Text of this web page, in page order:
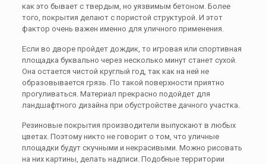
как это бывает с твердым, но уязвимым бетоном. Более
того, покрытия делают с пористой структурой. И этот
фактор очень важен именно для уличного применения.
Если во дворе пройдет дождик, то игровая или спортивная
площадка буквально через несколько минут станет сухой.
Она остается чистой круглый год, так как на ней не
образовывается грязь. По такой поверхности приятно
прогуливаться. Материал прекрасно подойдет для
ландшафтного дизайна при обустройстве дачного участка.
Резиновые покрытия производители выпускают в любых
цветах. Поэтому никто не говорит о том, что уличные
площадки будут скучными и некрасивыми. Можно рисовать
на них картины, делать надписи. Подобные территории